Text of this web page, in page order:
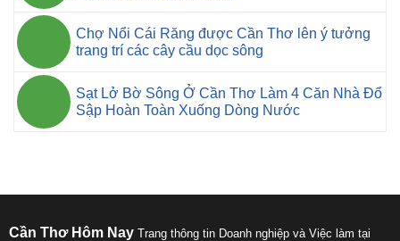
Chợ Nổi Cái Răng được Cần Thơ lên ý tưởng
trang trí các cây cầu dọc sông
Sạt Lở Bờ Sông Ở Cần Thơ Làm 4 Căn Nhà Đổ
Sập Hoàn Toàn Xuống Dòng Nước
Cần Thơ Hôm Nay Trang thông tin Doanh nghiệp và Việc làm tại